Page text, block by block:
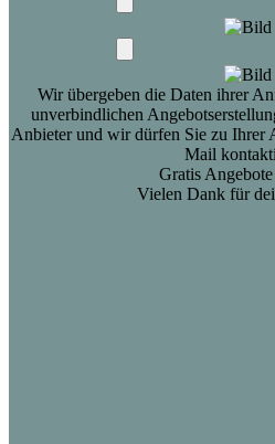
Wir übergeben die Daten ihrer
unverbindlichen
Anbieter und wir dürfen Sie zu Ihrer
Mail
Gratis
Vielen Dank für